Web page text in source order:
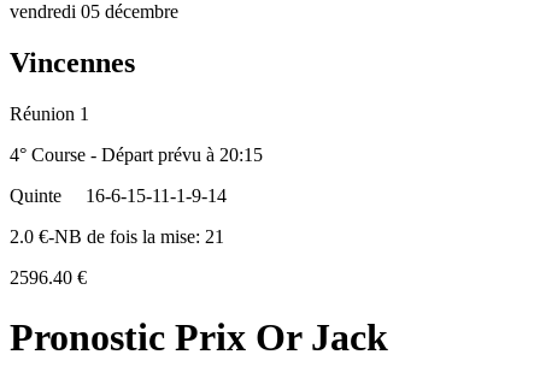
vendredi 05 décembre
Vincennes
Réunion 1
4° Course - Départ prévu à 20:15
Quinte
16-6-15-11-1-9-14
2.0 €-NB de fois la mise: 21
2596.40 €
Pronostic Prix Or Jack